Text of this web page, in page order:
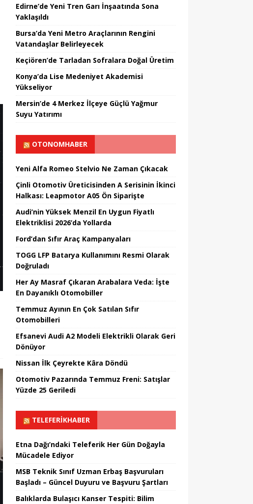
Edirne’de Yeni Tren Garı İnşaatında Sona
Yaklaşıldı
Bursa’da Yeni Metro Araçlarının Rengini
Vatandaşlar Belirleyecek
Keçiören’de Tarladan Sofralara Doğal Üretim
Konya’da Lise Medeniyet Akademisi
Yükseliyor
Mersin’de 4 Merkez İlçeye Güçlü Yağmur
Suyu Yatırımı
OTONOMHABER
Yeni Alfa Romeo Stelvio Ne Zaman Çıkacak
Çinli Otomotiv Üreticisinden A Serisinin İkinci
Halkası: Leapmotor A05 Ön Siparişte
Audi’nin Yüksek Menzil En Uygun Fiyatlı
Elektriklisi 2026’da Yollarda
Ford’dan Sıfır Araç Kampanyaları
TOGG LFP Batarya Kullanımını Resmi Olarak
Doğruladı
Her Ay Masraf Çıkaran Arabalara Veda: İşte
En Dayanıklı Otomobiller
Temmuz Ayının En Çok Satılan Sıfır
Otomobilleri
Efsanevi Audi A2 Modeli Elektrikli Olarak Geri
Dönüyor
Nissan İlk Çeyrekte Kâra Döndü
Otomotiv Pazarında Temmuz Freni: Satışlar
Yüzde 25 Geriledi
TELEFERIKHABER
Etna Dağı’ndaki Teleferik Her Gün Doğayla
Mücadele Ediyor
MSB Teknik Sınıf Uzman Erbaş Başvuruları
Başladı – Güncel Duyuru ve Başvuru Şartları
Balıklarda Bulaşıcı Kanser Tespiti: Bilim